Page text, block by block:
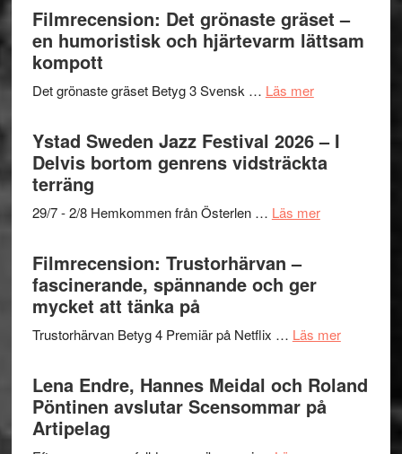
titlar
i
Shahab
Mehrabi
till
Kulturs
Filmrecension: Det grönaste gräset –
en humoristisk och hjärtevarm lättsam
kompott
Det grönaste gräset Betyg 3 Svensk … Läs merom
Det
grönaste
gräset
en
hjärtevarm
Ystad Sweden Jazz Festival 2026 – I
Delvis bortom genrens vidsträckta
terräng
29/7 - 2/8 Hemkommen från Österlen … Läs merom
–
Delvis
bortom
Filmrecension: Trustorhärvan –
fascinerande, spännande och ger
mycket att tänka på
Trustorhärvan Betyg 4 Premiär på Netflix … Läs merom
–
Lena Endre, Hannes Meidal och Roland
Pöntinen avslutar Scensommar på
Artipelag